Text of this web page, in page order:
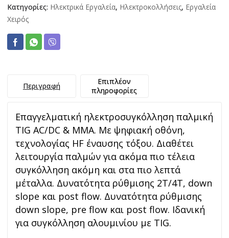
Κατηγορίες: Ηλεκτρικά Εργαλεία, Ηλεκτροκολλήσεις, Εργαλεία
Χειρός
Περιγραφή
Επιπλέον
πληροφορίες
Επαγγελματική ηλεκτροσυγκόλληση παλμική
TIG AC/DC & MMA. Με ψηφιακή οθόνη,
τεχνολογίας HF έναυσης τόξου. Διαθέτει
λειτουργία παλμών για ακόμα πιο τέλεια
συγκόλληση ακόμη και στα πιο λεπτά
μέταλλα. Δυνατότητα ρύθμισης 2Τ/4Τ, down
slope και post flow. Δυνατότητα ρύθμισης
down slope, pre flow και post flow. Ιδανική
για συγκόλληση αλουμινίου με TIG.